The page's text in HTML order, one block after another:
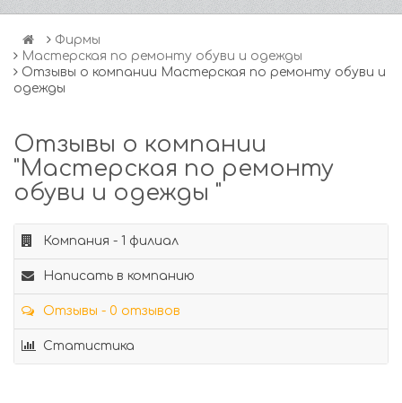
Фирмы
Мастерская по ремонту обуви и одежды
Отзывы о компании Мастерская по ремонту обуви и
одежды
Отзывы о компании
"Мастерская по ремонту
обуви и одежды "
Компания - 1 филиал
Написать в компанию
Отзывы - 0 отзывов
Статистика